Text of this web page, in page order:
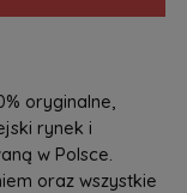
oryginalne,
rynek i
w Polsce.
oraz wszystkie